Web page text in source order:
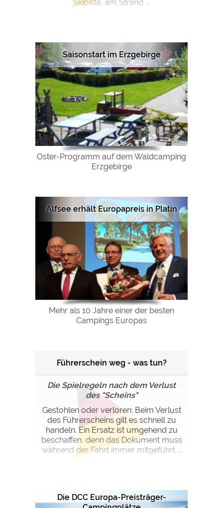
Skipiste, am Strand ...
Saisonstart im Erzgebirge
Oster-Programm auf dem Waldcamping
Erzgebirge
Alfsee erhält Europapreis in Platin
Mehr als 10 Jahre einer der besten
Campings Europas
Führerschein weg - was tun?
Die Spielregeln nach dem Verlust
des "Scheins"
Gestohlen oder verloren: Beim Verlust
des Führerscheins gilt es schnell zu
handeln. Ein Ersatz ist umgehend zu
beschaffen, denn das Dokument muss
während der Fahrt immer mitgeführt ...
Die DCC Europa-Preisträger-